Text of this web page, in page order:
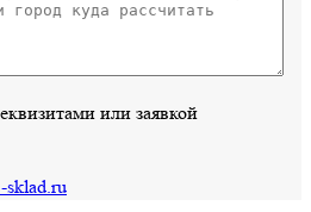
или заявкой
sklad.ru